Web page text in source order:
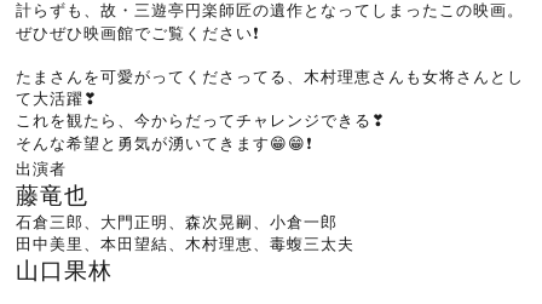
計らずも、故・三遊亭円楽師匠の遺作となってしまったこの映画。
ぜひぜひ映画館でご覧ください❗
たまさんを可愛がってくださってる、木村理恵さんも女将さんとし
て大活躍❣
これを観たら、今からだってチャレンジできる❣
そんな希望と勇気が湧いてきます😁😁❗
出演者
藤竜也
石倉三郎、大門正明、森次晃嗣、小倉一郎
田中美里、本田望結、木村理恵、毒蝮三太夫
山口果林